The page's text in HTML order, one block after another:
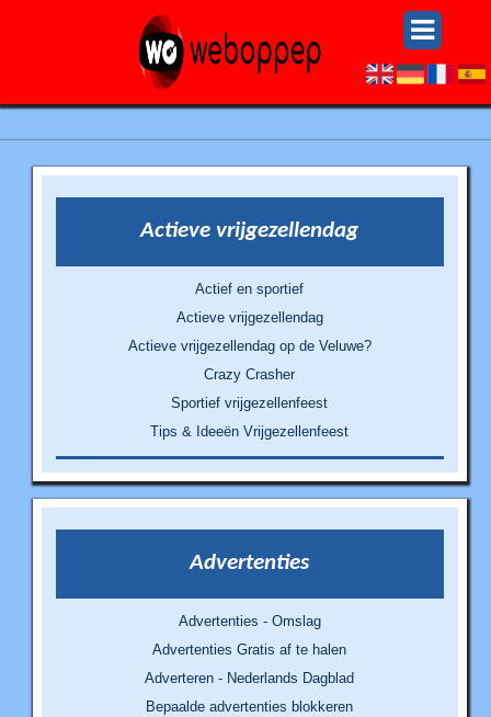
Actieve vrijgezellendag
Actief en sportief
Actieve vrijgezellendag
Actieve vrijgezellendag op de Veluwe?
Crazy Crasher
Sportief vrijgezellenfeest
Tips & Ideeën Vrijgezellenfeest
Advertenties
Advertenties - Omslag
Advertenties Gratis af te halen
Adverteren - Nederlands Dagblad
Bepaalde advertenties blokkeren